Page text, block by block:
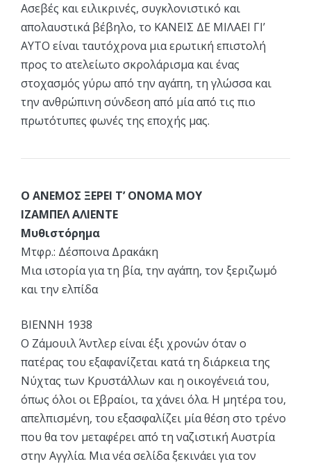
Ασεβές και ειλικρινές, συγκλονιστικό και
απολαυστικά βέβηλο, το ΚΑΝΕΙΣ ΔΕ ΜΙΛΑΕΙ ΓΙ’
ΑΥΤΟ είναι ταυτόχρονα μια ερωτική επιστολή
προς το ατελείωτο σκρολάρισμα και ένας
στοχασμός γύρω από την αγάπη, τη γλώσσα και
την ανθρώπινη σύνδεση από μία από τις πιο
πρωτότυπες φωνές της εποχής μας.
Ο ΑΝΕΜΟΣ ΞΕΡΕΙ Τ’ ΟΝΟΜΑ ΜΟΥ
ΙΖΑΜΠΕΛ ΑΛΙΕΝΤΕ
Μυθιστόρημα
Μτφρ.: Δέσποινα Δρακάκη
Μια ιστορία για τη βία, την αγάπη, τον ξεριζωμό
και την ελπίδα
ΒΙΕΝΝΗ 1938
Ο Ζάμουιλ Άντλερ είναι έξι χρονών όταν ο
πατέρας του εξαφανίζεται κατά τη διάρκεια της
Νύχτας των Κρυστάλλων και η οικογένειά του,
όπως όλοι οι Εβραίοι, τα χάνει όλα. Η μητέρα του,
απελπισμένη, του εξασφαλίζει μία θέση στο τρένο
που θα τον μεταφέρει από τη ναζιστική Αυστρία
στην Αγγλία. Μια νέα σελίδα ξεκινάει για τον